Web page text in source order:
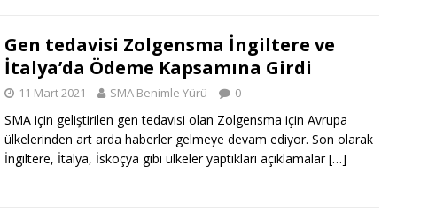
Gen tedavisi Zolgensma İngiltere ve
İtalya’da Ödeme Kapsamına Girdi
11 Mart 2021 SMA Benimle Yürü 0
SMA için geliştirilen gen tedavisi olan Zolgensma için Avrupa
ülkelerinden art arda haberler gelmeye devam ediyor. Son olarak
İngiltere, İtalya, İskoçya gibi ülkeler yaptıkları açıklamalar[…]